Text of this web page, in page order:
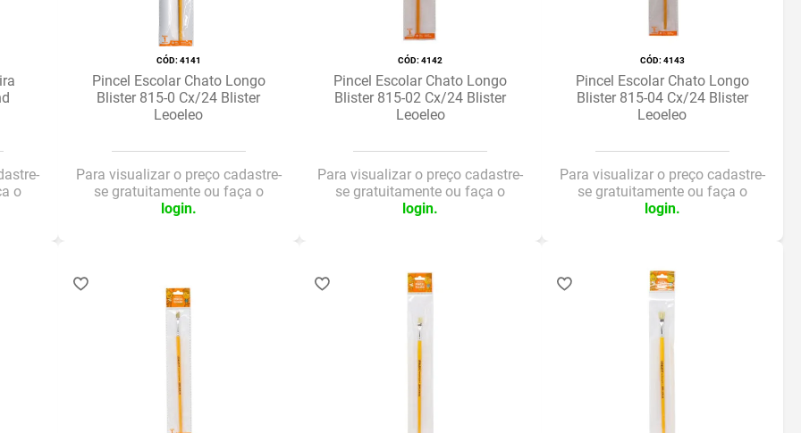
o
:4141
Pincel Escolar Chato Longo
Blister 815-0 Cx/24 Blister
Leoeleo
Para visualizar o preço cadastre-
se gratuitamente ou faça o
login.
:4142
Pincel Escolar Chato Longo
Blister 815-02 Cx/24 Blister
Leoeleo
Para visualizar o preço cadastre-
se gratuitamente ou faça o
login.
:4143
Pincel Escolar Chato Longo
Blister 815-04 Cx/24 Blister
Leoeleo
Para visualizar o preço cadastre-
se gratuitamente ou faça o
login.